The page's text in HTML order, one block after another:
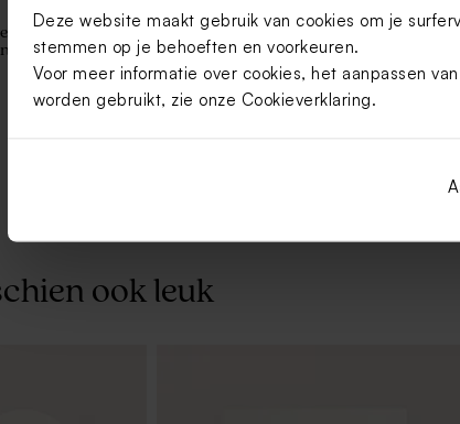
Deze website maakt gebruik van cookies om je
stemmen op je behoeften en voorkeuren.
Voor meer informatie over cookies, het aanpassen
worden gebruikt, zie onze Cookieverklaring.
communie in
goudfolie
Minimalistische bedankkaart
lentefeest met 7 foto's en goudfolie
ook leuk